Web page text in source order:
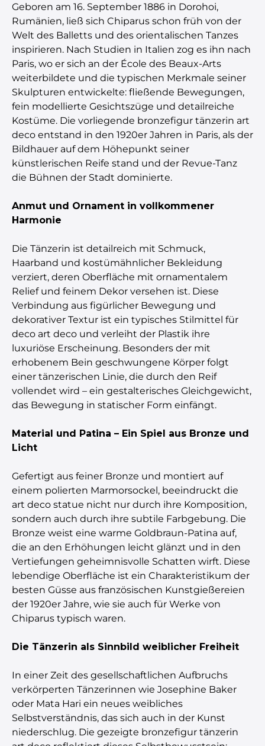
Geboren am 16. September 1886 in Dorohoi,
Rumänien, ließ sich Chiparus schon früh von der
Welt des Balletts und des orientalischen Tanzes
inspirieren. Nach Studien in Italien zog es ihn nach
Paris, wo er sich an der École des Beaux-Arts
weiterbildete und die typischen Merkmale seiner
Skulpturen entwickelte: fließende Bewegungen,
fein modellierte Gesichtszüge und detailreiche
Kostüme. Die vorliegende bronzefigur tänzerin art
deco entstand in den 1920er Jahren in Paris, als der
Bildhauer auf dem Höhepunkt seiner
künstlerischen Reife stand und der Revue-Tanz
die Bühnen der Stadt dominierte.
Anmut und Ornament in vollkommener
Harmonie
Die Tänzerin ist detailreich mit Schmuck,
Haarband und kostümähnlicher Bekleidung
verziert, deren Oberfläche mit ornamentalem
Relief und feinem Dekor versehen ist. Diese
Verbindung aus figürlicher Bewegung und
dekorativer Textur ist ein typisches Stilmittel für
deco art deco und verleiht der Plastik ihre
luxuriöse Erscheinung. Besonders der mit
erhobenem Bein geschwungene Körper folgt
einer tänzerischen Linie, die durch den Reif
vollendet wird – ein gestalterisches Gleichgewicht,
das Bewegung in statischer Form einfängt.
Material und Patina – Ein Spiel aus Bronze und
Licht
Gefertigt aus feiner Bronze und montiert auf
einem polierten Marmorsockel, beeindruckt die
art deco statue nicht nur durch ihre Komposition,
sondern auch durch ihre subtile Farbgebung. Die
Bronze weist eine warme Goldbraun-Patina auf,
die an den Erhöhungen leicht glänzt und in den
Vertiefungen geheimnisvolle Schatten wirft. Diese
lebendige Oberfläche ist ein Charakteristikum der
besten Güsse aus französischen Kunstgießereien
der 1920er Jahre, wie sie auch für Werke von
Chiparus typisch waren.
Die Tänzerin als Sinnbild weiblicher Freiheit
In einer Zeit des gesellschaftlichen Aufbruchs
verkörperten Tänzerinnen wie Josephine Baker
oder Mata Hari ein neues weibliches
Selbstverständnis, das sich auch in der Kunst
niederschlug. Die gezeigte bronzefigur tänzerin